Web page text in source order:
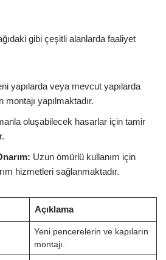
gibi çeşitli alanlarda faaliyet
yapılarda veya mevcut yapılarda
montajı yapılmaktadır.
oluşabilecek hasarlar için tamir
Uzun ömürlü kullanım için
hizmetleri sağlanmaktadır.
Açıklama
Yeni pencerelerin ve kapıların
montajı.